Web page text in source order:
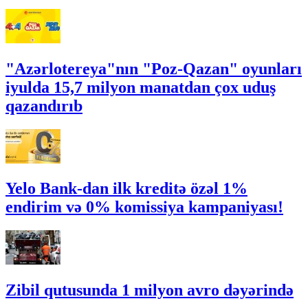
"Azərlotereya"nın "Poz-Qazan" oyunları
iyulda 15,7 milyon manatdan çox uduş
qazandırıb
Yelo Bank-dan ilk kreditə özəl 1%
endirim və 0% komissiya kampaniyası!
Zibil qutusunda 1 milyon avro dəyərində